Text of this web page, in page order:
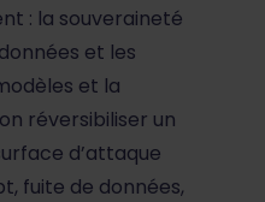
: la souveraineté
et les
et la
réversibiliser un
d’attaque
fuite de données,